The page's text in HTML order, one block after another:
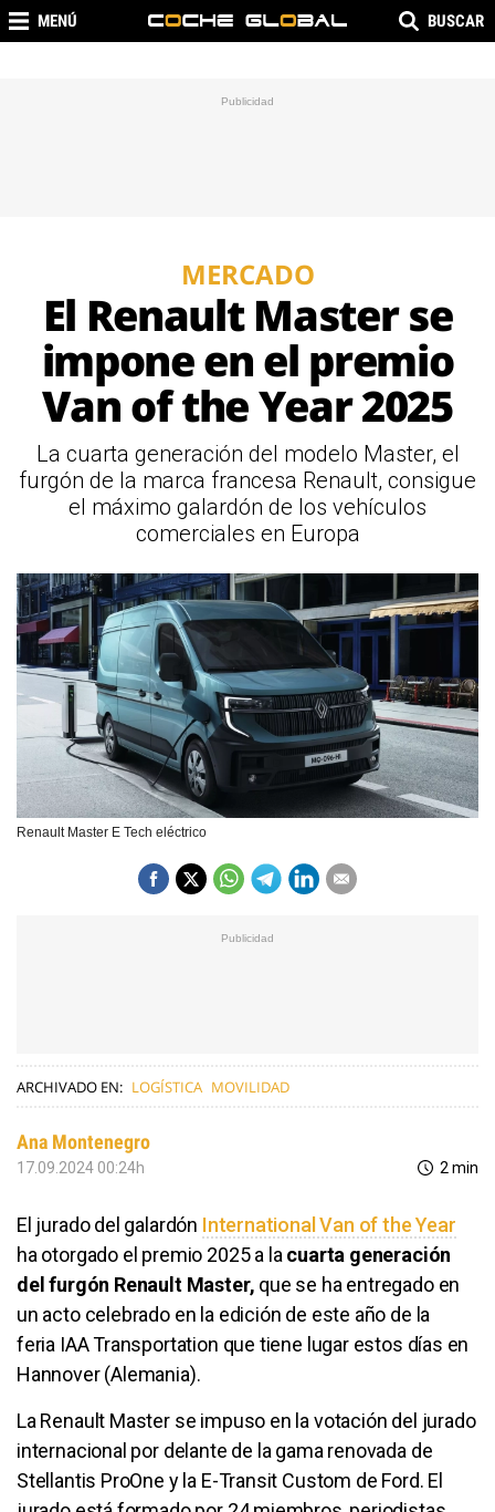
MENÚ BUSCAR
MERCADO
El Renault Master se
impone en el premio
Van of the Year 2025
La cuarta generación del modelo Master, el
furgón de la marca francesa Renault, consigue
el máximo galardón de los vehículos
comerciales en Europa
Renault Master E Tech eléctrico
ARCHIVADO EN: LOGÍSTICA MOVILIDAD
Ana Montenegro
17.09.2024 00:24h 2 min
El jurado del galardón International Van of the Year
ha otorgado el premio 2025 a la cuarta generación
del furgón Renault Master, que se ha entregado en
un acto celebrado en la edición de este año de la
feria IAA Transportation que tiene lugar estos días en
Hannover (Alemania).
La Renault Master se impuso en la votación del jurado
internacional por delante de la gama renovada de
Stellantis ProOne y la E-Transit Custom de Ford. El